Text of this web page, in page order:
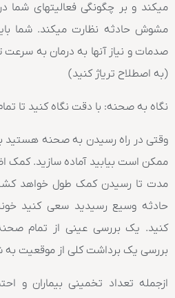
میکند و بر چگونگی فعالیتهای
مشوش حادثه نظارت میکند. شما
صدمات و نیاز آنها به درمان به
(به اصطلاح تریاژ کنید)
نگاه به صحنه: با دقت نگاه کنید تا
وقتی در راه رسیدن به صحنه هستید
ممکن است بیابید آماده سازید. کمک
مدت تا رسیدن کمک طول خواهد
حادثه وسیع رسیدید سعی کنید
کنید. یک بررسی عینی از تمام
بررسی یک برداشت کلی از موقعیت به
ازجمله تعداد تخمینی بیماران و